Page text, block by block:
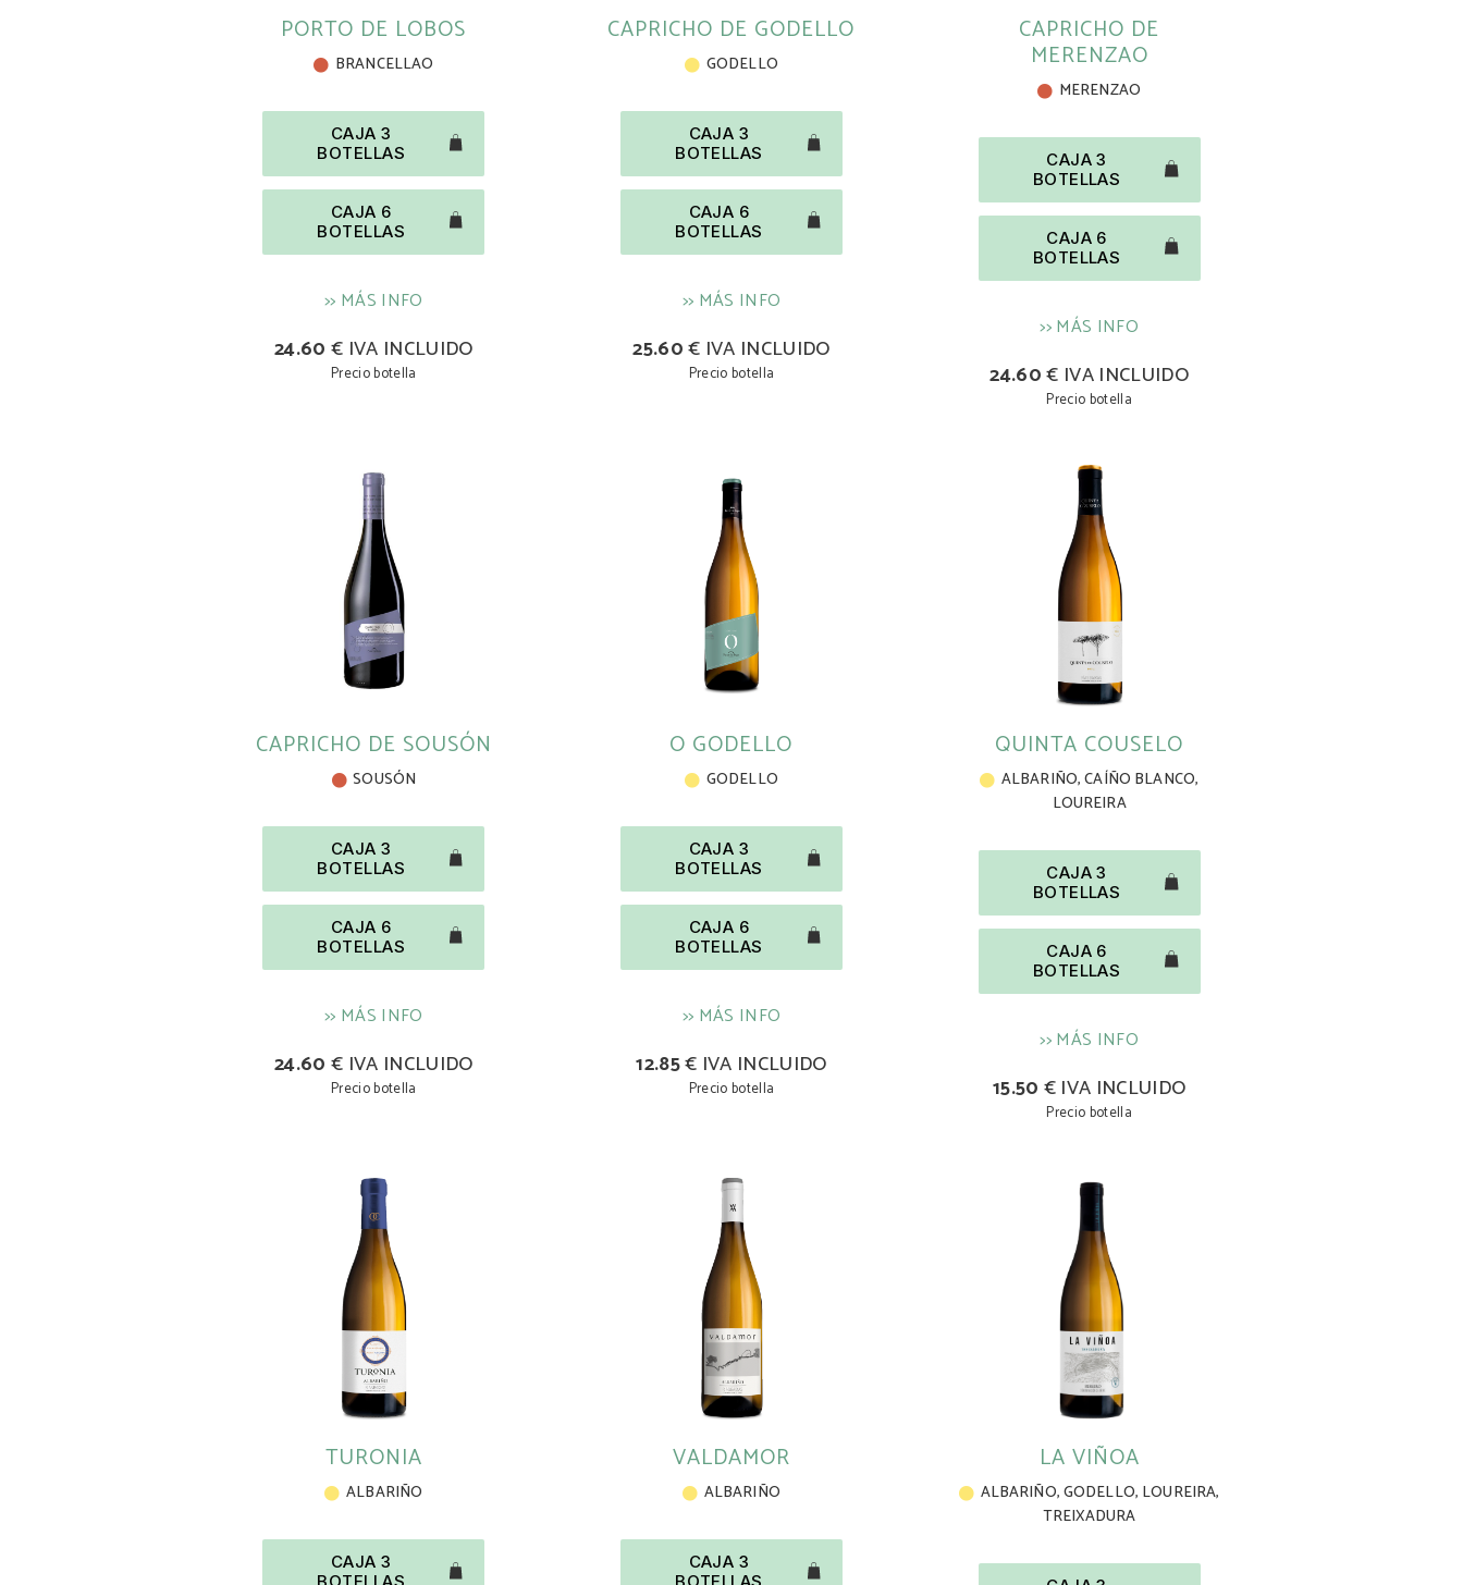
PORTO DE LOBOS
BRANCELLAO
CAJA 3
BOTELLAS
CAJA 6
BOTELLAS
>> MÁS INFO
24.60 € IVA INCLUIDO
Precio botella
CAPRICHO DE GODELLO
GODELLO
CAJA 3
BOTELLAS
CAJA 6
BOTELLAS
>> MÁS INFO
25.60€ IVA INCLUIDO
Precio botella
CAPRICHO DE
MERENZAO
MERENZAO
CAJA 3
BOTELLAS
CAJA 6
BOTELLAS
>> MÁS INFO
24.60€ IVA INCLUIDO
Precio botella
CAPRICHO DE SOUSÓN
SOUSÓN
CAJA 3
BOTELLAS
CAJA 6
BOTELLAS
>> MÁS INFO
24.60 € IVA INCLUIDO
Precio botella
O GODELLO
GODELLO
CAJA 3
BOTELLAS
CAJA 6
BOTELLAS
>> MÁS INFO
12.85€ IVA INCLUIDO
Precio botella
QUINTA COUSELO
ALBARIÑO,CAÍÑO BLANCO,
LOUREIRA
CAJA 3
BOTELLAS
CAJA 6
BOTELLAS
>> MÁS INFO
15.50 € IVA INCLUIDO
Precio botella
TURONIA
ALBARIÑO
CAJA 3
VALDAMOR
ALBARIÑO
CAJA 3
LA VIÑOA
ALBARIÑO,GODELLO, LOUREIRA,
TREIXADURA